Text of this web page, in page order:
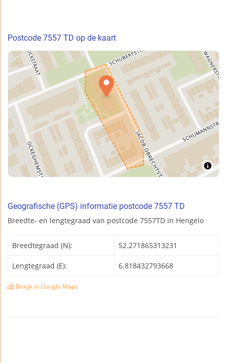
Postcode 7557 TD op de kaart
Geografische (GPS) informatie postcode 7557 TD
Breedte- en lengtegraad van postcode 7557TD in Hengelo
Breedtegraad (N): 52.271865313231
Lengtegraad (E): 6.818432793668
Bekijk in Google Maps